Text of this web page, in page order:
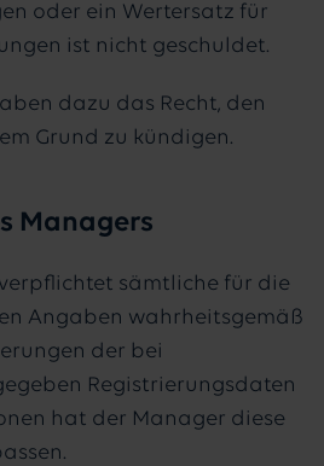
oder ein Wertersatz für
ist nicht geschuldet.
dazu das Recht, den
Grund zu kündigen.
Managers
sämtliche für die
Angaben wahrheitsgemäß
der bei
Registrierungsdaten
hat der Manager diese